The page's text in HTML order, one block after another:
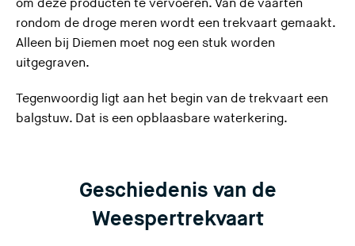
om deze producten te vervoeren. Van de vaarten
rondom de droge meren wordt een trekvaart gemaakt.
Alleen bij Diemen moet nog een stuk worden
uitgegraven.
Tegenwoordig ligt aan het begin van de trekvaart een
balgstuw. Dat is een opblaasbare waterkering.
Geschiedenis van de
Weespertrekvaart